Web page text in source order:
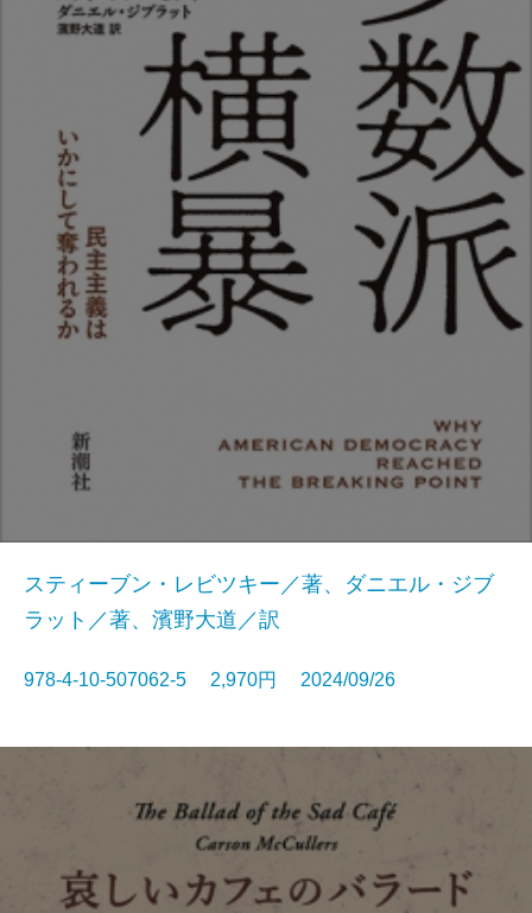
スティーブン・レビツキー／著、ダニエル・ジブ
ラット／著、濱野大道／訳
978-4-10-507062-5 2,970円 2024/09/26